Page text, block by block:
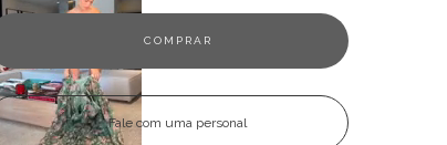
Fale com uma personal